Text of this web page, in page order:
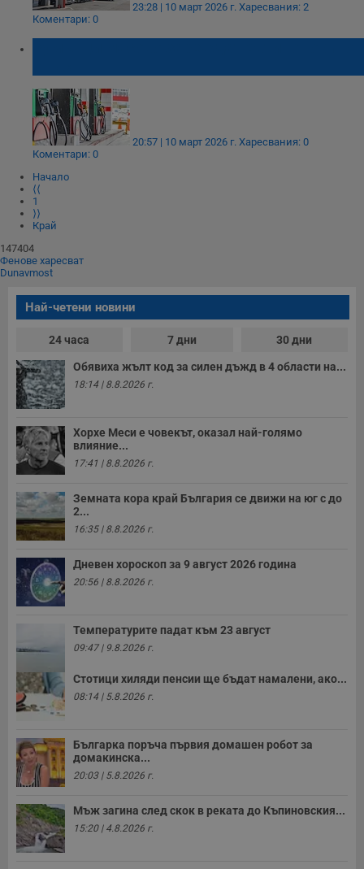
23:28 | 10 март 2026 г. Харесвания: 2
Коментари: 0
20:57 | 10 март 2026 г. Харесвания: 0
Коментари: 0
Начало
⟨⟨
1
⟩⟩
Край
147404
Фенове харесват
Dunavmost
Най-четени новини
24 часа 7 дни 30 дни
Обявиха жълт код за силен дъжд в 4 области на...
18:14 | 8.8.2026 г.
Хорхе Меси е човекът, оказал най-голямо
влияние...
17:41 | 8.8.2026 г.
Земната кора край България се движи на юг с до
2...
16:35 | 8.8.2026 г.
Дневен хороскоп за 9 август 2026 година
20:56 | 8.8.2026 г.
Температурите падат към 23 август
09:47 | 9.8.2026 г.
Стотици хиляди пенсии ще бъдат намалени, ако...
08:14 | 5.8.2026 г.
Българка поръча първия домашен робот за
домакинска...
20:03 | 5.8.2026 г.
Мъж загина след скок в реката до Къпиновския...
15:20 | 4.8.2026 г.